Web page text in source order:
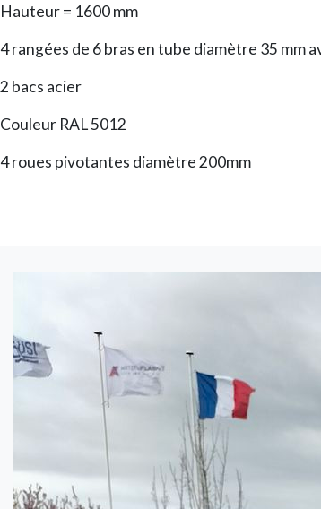
Hauteur = 1600 mm
4 rangées de 6 bras en tube diamètre 35
2 bacs acier
Couleur RAL 5012
4 roues pivotantes diamètre 200mm